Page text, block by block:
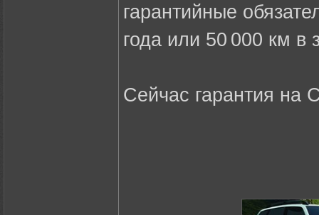
гарантийные
года или 50 000 км в
Сейчас гарантия на